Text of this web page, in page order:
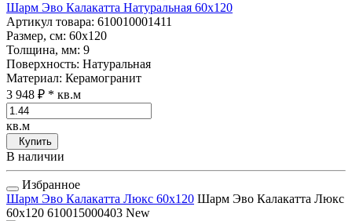
Шарм Эво Калакатта Натуральная 60x120
Артикул товара: 610010001411
Размер, см: 60x120
Толщина, мм: 9
Поверхность: Натуральная
Материал: Керамогранит
3 948 ₽ * кв.м
кв.м
Купить
В наличии
Избранное
Шарм Эво Калакатта Люкс 60x120 Шарм Эво Калакатта Люкс
60x120 610015000403 New